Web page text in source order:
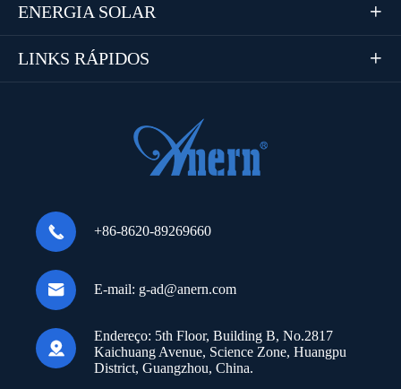
ENERGIA SOLAR 
LINKS RÁPIDOS 
 +86-8620-89269660
 E-mail: g-ad@anern.com

Endereço: 5th Floor, Building B, No.2817
Kaichuang Avenue, Science Zone, Huangpu
District, Guangzhou, China.